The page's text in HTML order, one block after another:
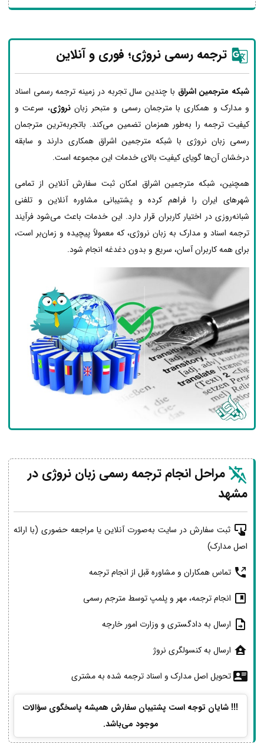
ترجمه رسمی نروژی؛ فوری و آنلاین
شبکه مترجمین اشراق با چندین سال تجربه در زمینه ترجمه رسمی اسناد
و مدارک و همکاری با مترجمان رسمی و متبحر زباننروژی، سرعت و
کیفیت ترجمه را به‌طور همزمان تضمین می‌کند. باتجربه‌ترین مترجمان
رسمی زبان نروژی با شبکه مترجمین اشراق همکاری دارند و سابقه
درخشان آن‌ها گویای کیفیت بالای خدمات این مجموعه است.
همچنین، شبکه مترجمین اشراق امکان ثبت سفارش آنلاین از تمامی
شهرهای ایران را فراهم کرده و پشتیبانی مشاوره آنلاین و تلفنی
شبانه‌روزی در اختیار کاربران قرار دارد. این خدمات باعث می‌شود فرآیند
ترجمه اسناد و مدارک به زبان نروژی، که معمولاً پیچیده و زمان‌بر است،
برای همه کاربران آسان، سریع و بدون دغدغه انجام شود.
مراحل انجام ترجمه رسمی زبان نروژی در
مشهد
ثبت سفارش در سایت به‌صورت آنلاین یا مراجعه حضوری (با ارائه
اصل مدارک)
تماس همکاران و مشاوره قبل از انجام ترجمه
انجام ترجمه، مهر و پلمپ توسط مترجم رسمی
ارسال به دادگستری و وزارت امور خارجه
ارسال به کنسولگری نروژ
تحویل اصل مدارک و اسناد ترجمه شده به مشتری
!!! شایان توجه است پشتیبان سفارش همیشه پاسخگوی سؤالات
موجود می‌باشد.